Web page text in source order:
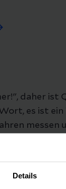
Details
daher ist
es ist ein
messen
Qualität,